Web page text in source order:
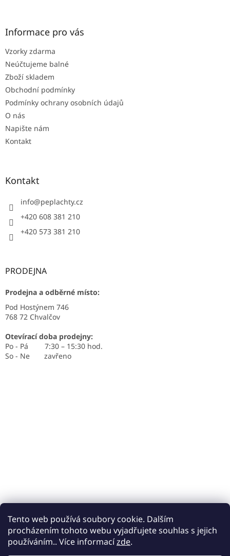
Tento web používá soubory cookie. Dalším
procházením tohoto webu vyjadřujete souhlas s jejich
používáním.. Více informacízde.
Informace pro vás
Vzorky zdarma
Neúčtujeme balné
Zboží skladem
Obchodní podmínky
Podmínky ochrany osobních údajů
O nás
Napište nám
Kontakt
Kontakt
info@peplachty.cz
+420 608 381 210
+420 573 381 210
PRODEJNA
Prodejna a odběrné místo:
Pod Hostýnem 746
768 72 Chvalčov
Otevírací doba prodejny:
Po - Pá 7:30 – 15:30 hod.
So - Ne zavřeno